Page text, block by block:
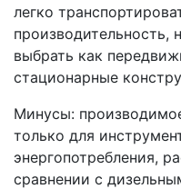
легко
выбрать как
стационарные
Минусы:
только для
энергопотребления,
сравнении с